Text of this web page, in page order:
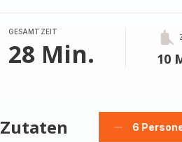
GESAMTZEIT
28 Min. 10
Zutaten
Personen
6